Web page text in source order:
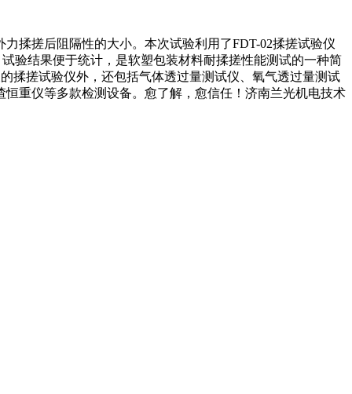
揉搓后阻隔性的大小。本次试验利用了FDT-02揉搓试验仪
验结果便于统计，是软塑包装材料耐揉搓性能测试的一种简
揉搓试验仪外，还包括气体透过量测试仪、氧气透过量测试
重仪等多款检测设备。愈了解，愈信任！济南兰光机电技术